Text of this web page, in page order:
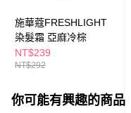
施華蔻FRESHLIGHT
染髮霜 亞麻冷棕
NT$239
NT$292
你可能有興趣的商品